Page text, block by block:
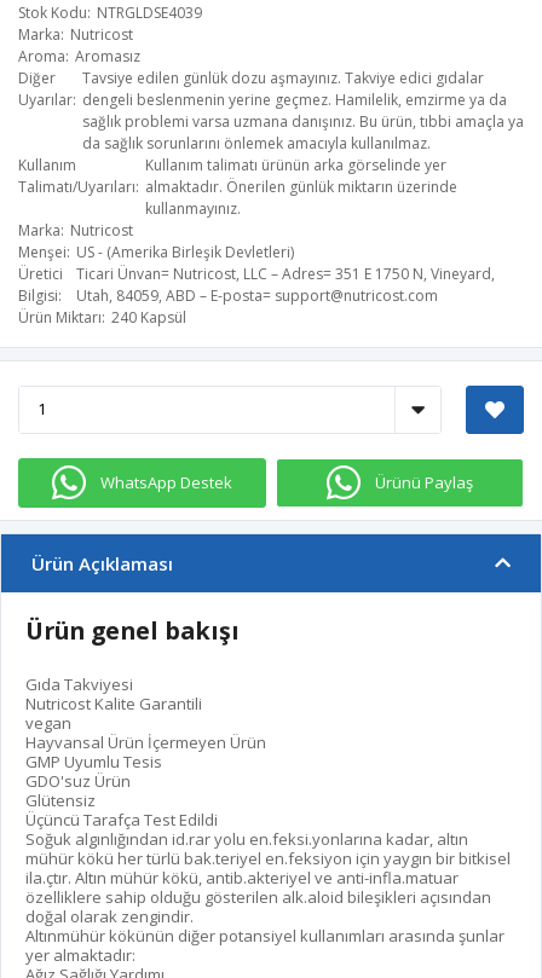
Stok Kodu NTRGLDSE4039
Marka Nutricost
Aroma Aromasız
Diğer
Uyarılar
Tavsiye edilen günlük dozu aşmayınız. Takviye edici gıdalar
dengeli beslenmenin yerine geçmez. Hamilelik, emzirme ya da
sağlık problemi varsa uzmana danışınız. Bu ürün, tıbbi amaçla ya
da sağlık sorunlarını önlemek amacıyla kullanılmaz.
Kullanım
Talimatı/Uyarıları
Kullanım talimatı ürünün arka görselinde yer
almaktadır. Önerilen günlük miktarın üzerinde
kullanmayınız.
Marka Nutricost
Menşei US - (Amerika Birleşik Devletleri)
Üretici
Bilgisi
Ticari Ünvan= Nutricost, LLC – Adres= 351 E 1750 N, Vineyard,
Utah, 84059, ABD – E-posta= support@nutricost.com
Ürün Miktarı 240 Kapsül
WhatsApp Destek Ürünü Paylaş
Ürün Açıklaması
Ürün genel bakışı
Gıda Takviyesi
Nutricost Kalite Garantili
vegan
Hayvansal Ürün İçermeyen Ürün
GMP Uyumlu Tesis
GDO'suz Ürün
Glütensiz
Üçüncü Tarafça Test Edildi
Soğuk algınlığından id.rar yolu en.feksi.yonlarına kadar, altın
mühür kökü her türlü bak.teriyel en.feksiyon için yaygın bir bitkisel
ila.çtır. Altın mühür kökü, antib.akteriyel ve anti-infla.matuar
özelliklere sahip olduğu gösterilen alk.aloid bileşikleri açısından
doğal olarak zengindir.
Altınmühür kökünün diğer potansiyel kullanımları arasında şunlar
yer almaktadır: